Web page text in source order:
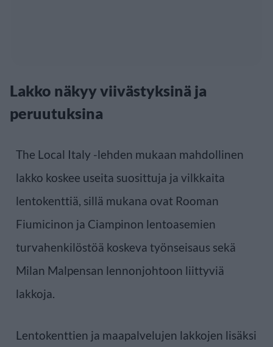
Lakko näkyy viivästyksinä ja
peruutuksina
The Local Italy -lehden mukaan mahdollinen
lakko koskee useita suosittuja ja vilkkaita
lentokenttiä, sillä mukana ovat Rooman
Fiumicinon ja Ciampinon lentoasemien
turvahenkilöstöä koskeva työnseisaus sekä
Milan Malpensan lennonjohtoon liittyviä
lakkoja.
Lentokenttien ja maapalvelujen lakkojen lisäksi